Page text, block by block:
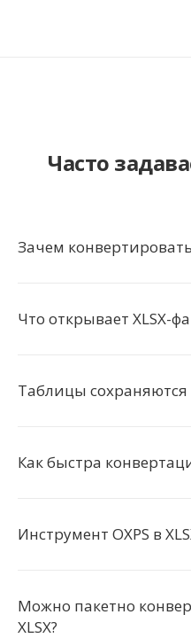
Часто
Зачем конвертировать
Что открывает XLSX-
Таблицы
Как быстра
Инструмент OXPS в
Можно пакетно
XLSX?